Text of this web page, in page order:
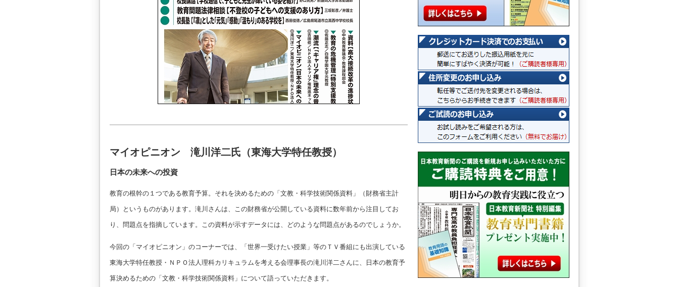
マイオピニオン 滝川洋二氏（東海大学特任教授）
日本の未来への投資
教育の根幹の１つである教育予算。それを決めるための「文教・科学技術関係資料」（財務省主計
局）というものがあります。滝川さんは、この財務省が公開している資料に数年前から注目してお
り、問題点を指摘しています。この資料が示すデータには、どのような問題点があるのでしょうか。
今回の「マイオピニオン」のコーナーでは、「世界一受けたい授業」等のＴＶ番組にも出演している
東海大学特任教授・ＮＰＯ法人理科カリキュラムを考える会理事長の滝川洋二さんに、日本の教育予
算決めるための「文教・科学技術関係資料」について語っていただきます。